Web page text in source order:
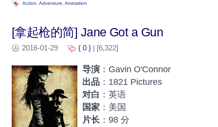
Action Adventure Animation
[拿起枪的简] Jane Got a Gun
2016-01-29 { 0 } | [6,322]
导演 ：Gavin O'Connor
出品 ：1821 Pictures
对白 ：英语
国家 ：美国
片长 ：98 分